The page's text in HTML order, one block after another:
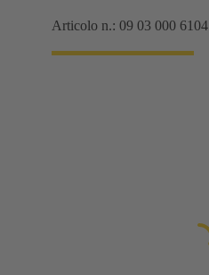
Articolo n.: 09 03 000 6104